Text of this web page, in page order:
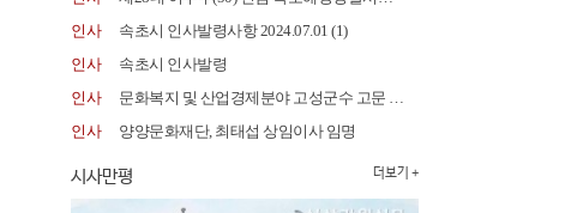
인사
속초시 인사발령사항 2024.07.01 (1)
인사
속초시 인사발령
인사
문화복지 및 산업경제분야 고성군수 고문 위촉
인사
양양문화재단, 최태섭 상임이사 임명
시사만평 더보기 +